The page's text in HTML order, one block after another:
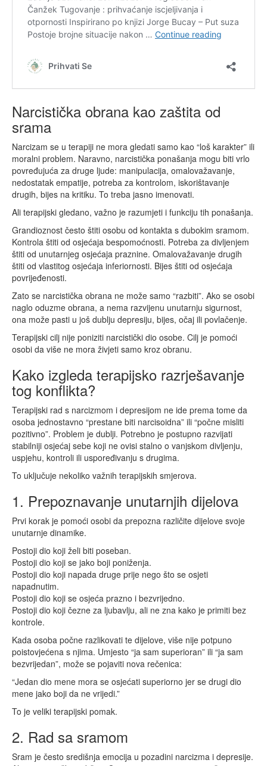
Narcistička obrana kao zaštita od
srama
Narcizam se u terapiji ne mora gledati samo kao “loš karakter” ili
moralni problem. Naravno, narcistička ponašanja mogu biti vrlo
povređujuća za druge ljude: manipulacija, omalovažavanje,
nedostatak empatije, potreba za kontrolom, iskorištavanje
drugih, bijes na kritiku. To treba jasno imenovati.
Ali terapijski gledano, važno je razumjeti i funkciju tih ponašanja.
Grandioznost često štiti osobu od kontakta s dubokim sramom.
Kontrola štiti od osjećaja bespomoćnosti. Potreba za divljenjem
štiti od unutarnjeg osjećaja praznine. Omalovažavanje drugih
štiti od vlastitog osjećaja inferiornosti. Bijes štiti od osjećaja
povrijeđenosti.
Zato se narcistička obrana ne može samo “razbiti”. Ako se osobi
naglo oduzme obrana, a nema razvijenu unutarnju sigurnost,
ona može pasti u još dublju depresiju, bijes, očaj ili povlačenje.
Terapijski cilj nije poniziti narcistički dio osobe. Cilj je pomoći
osobi da više ne mora živjeti samo kroz obranu.
Kako izgleda terapijsko razrješavanje
tog konflikta?
Terapijski rad s narcizmom i depresijom ne ide prema tome da
osoba jednostavno “prestane biti narcisoidna” ili “počne misliti
pozitivno”. Problem je dublji. Potrebno je postupno razvijati
stabilniji osjećaj sebe koji ne ovisi stalno o vanjskom divljenju,
uspjehu, kontroli ili uspoređivanju s drugima.
To uključuje nekoliko važnih terapijskih smjerova.
1. Prepoznavanje unutarnjih dijelova
Prvi korak je pomoći osobi da prepozna različite dijelove svoje
unutarnje dinamike.
Postoji dio koji želi biti poseban.
Postoji dio koji se jako boji poniženja.
Postoji dio koji napada druge prije nego što se osjeti
napadnutim.
Postoji dio koji se osjeća prazno i bezvrijedno.
Postoji dio koji čezne za ljubavlju, ali ne zna kako je primiti bez
kontrole.
Kada osoba počne razlikovati te dijelove, više nije potpuno
poistovjećena s njima. Umjesto “ja sam superioran” ili “ja sam
bezvrijedan”, može se pojaviti nova rečenica:
“Jedan dio mene mora se osjećati superiorno jer se drugi dio
mene jako boji da ne vrijedi.”
To je veliki terapijski pomak.
2. Rad sa sramom
Sram je često središnja emocija u pozadini narcizma i depresije.